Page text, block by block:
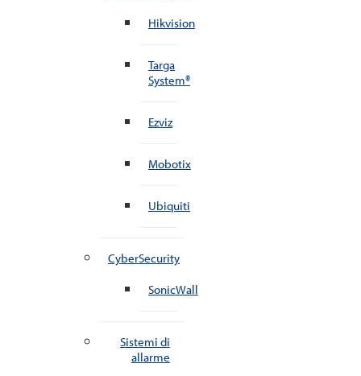
Hikvision
Targa
System®
Ezviz
Mobotix
Ubiquiti
CyberSecurity
SonicWall
Sistemi di
allarme